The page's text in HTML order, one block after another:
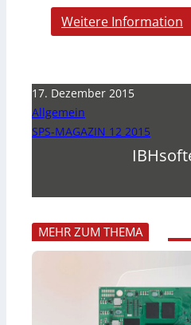
Weitere Information
17. Dezember 2015
Allgemein
SPS-MAGAZIN 12 2015
MEHR ZUM THEMA